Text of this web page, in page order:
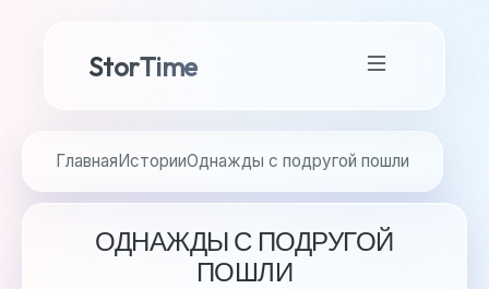
StorTime
ГлавнаяИсторииОднажды с подругой пошли
ОДНАЖДЫ С ПОДРУГОЙ
ПОШЛИ